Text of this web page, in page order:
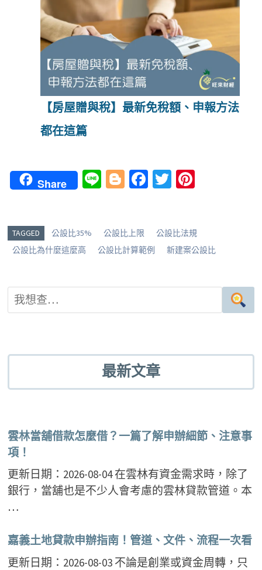
【房屋贈與稅】最新免稅額、申報方法
都在這篇
Share
Li Bl
g
er
Fa
o
o
T
er es
t
TAGGED 公設比35% 公設比上限
公設比法規
公設比為什麼這麼高
公設比計算範例 新建案公設比
最新文章
雲林當舖借款怎麼借？一篇了解申辦細節、注意事
項！
更新日期：2026-08-04 在雲林有資金需求時，除了
銀行，當舖也是不少人會考慮的雲林貸款管道。本
…
嘉義土地貸款申辦指南！管道、文件、流程一次看
更新日期：2026-08-03 不論是創業或資金周轉，只